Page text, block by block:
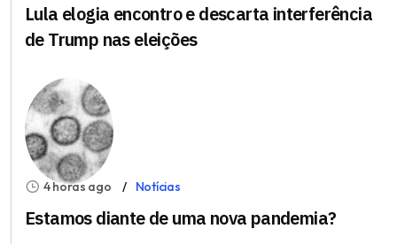
Lula elogia encontro e descarta interferência
de Trump nas eleições
4 horas ago Notícias
Estamos diante de uma nova pandemia?